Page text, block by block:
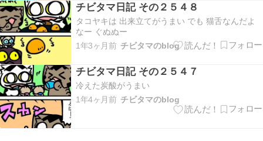
チビタマ日記 その２５４８
タコヤキは 出来立てがうまい でも 猫舌なんだよ
なー ぐぬぬー
1年3ヶ月前 チビタマのblog
チビタマ日記 その２５４７
冷えた炭酸がうまい
1年4ヶ月前 チビタマのblog